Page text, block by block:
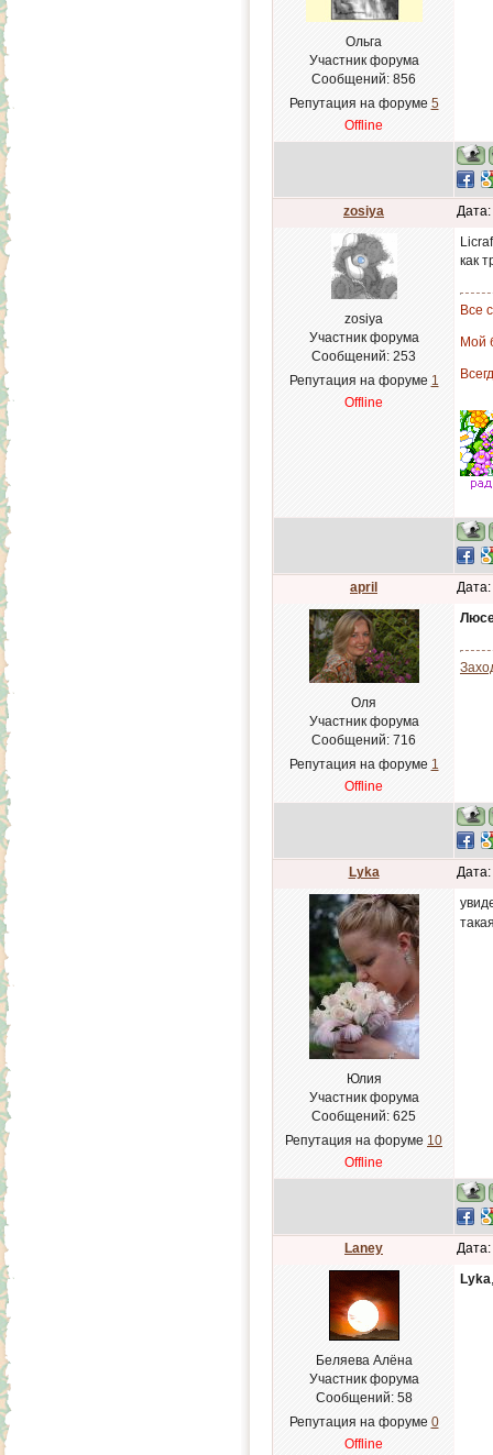
Ольга
Участник форума
Сообщений: 856
Репутация на форуме 5
Offline
zosiya
zosiya
Участник форума
Сообщений: 253
Репутация на форуме 1
Offline
как
Все
Мой
april
Оля
Участник форума
Сообщений: 716
Репутация на форуме 1
Offline
Lyka
Юлия
Участник форума
Сообщений: 625
Репутация на форуме 10
Offline
Laney
Беляева Алёна
Участник форума
Сообщений: 58
Репутация на форуме 0
Offline
Lyka